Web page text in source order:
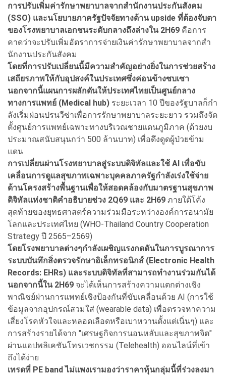
การปรับเพิ่มค่ารักษาพยาบาลจากสํานักงานประกันสังคม
(SSO) และนโยบายภาครัฐปัจจัยทางด้าน upside ที่ต้องจับตา
ของโรงพยาบาลเอกชนระดับกลางถึงล่างใน 2H69 คือการ
คาดว่าจะปรับเพิ่มอัตราการจ่ายเงินค่ารักษาพยาบาลจากสํา
นักงานประกันสังคม
โดยที่การปรับเปลี่ยนนี้มีความสําคัญอย่างยิ่งในการช่วยสร้าง
เสถียรภาพให้กับอุปสงค์ในประเทศซึ่งค่อนข้างซบเซา
นอกจากนี้แผนการผลักดันให้ประเทศไทยเป็นศูนย์กลาง
ทางการแพทย์ (Medical hub) ระยะเวลา 10 ปีของรัฐบาลก็กํา
ลังเริ่มผ่อนปรนวีซ่าเพื่อการรักษาพยาบาลระยะยาว รวมถึงจัด
ตั้งศูนย์การแพทย์เฉพาะทางบริเวณชายแดนภูมิภาค (ด้วยงบ
ประมาณสนับสนุนกว่า 500 ล้านบาท) เพื่อดึงดูดผู้ป่วยข้าม
แดน
การเปลี่ยนผ่านโรงพยาบาลสู่ระบบดิจิทัลและใช้ AI เพื่อขับ
เคลื่อนการดูแลสุขภาพเฉพาะบุคคลภาครัฐกําลังเร่งใช้จ่าย
ด้านโครงสร้างพื้นฐานเพื่อให้สอดคล้องกับมาตรฐานสุขภาพ
ดิจิทัลแห่งชาติคําอธิบายช่วง 2Q69 และ 2H69 ภายใต้โค้ง
สุดท้ายของยุทธศาสตร์ความร่วมมือระหว่างองค์การอนามัย
โลกและประเทศไทย (WHO-Thailand Country Cooperation
Strategy ปี 2565–2569)
โดยโรงพยาบาลต่างๆกําลังเผชิญแรงกดดันในการบูรณาการ
ระบบบันทึกสิ่งตรวจรักษาอิเล็กทรอนิกส์ (Electronic Health
Records: EHRs) และระบบดิจิทัลที่สามารถทํางานร่วมกันได้
นอกจากนี้ใน 2H69 จะได้เห็นการสร้างความแตกต่างเชิง
พาณิชย์ผ่านการแพทย์เชิงป้องกันที่ขับเคลื่อนด้วย AI (การใช้
ข้อมูลจากอุปกรณ์สวมใส่ (wearable data) เพื่อตรวจหาความ
เสี่ยงโรคหัวใจและหลอดเลือดหรือเบาหวานตั้งแต่เนิ่นๆ) และ
การสร้างรายได้จาก "เศรษฐกิจการนอนหลับและสุขภาพจิต"
ผ่านแอปพลิเคชันโทรเวชกรรม (Telehealth) ออนไลน์ที่เข้า
ถึงได้ง่าย
เทรดที่ PE band ไม่แพงเรามองว่าราคาหุ้นกลุ่มนี้ที่ร่วงลงมา